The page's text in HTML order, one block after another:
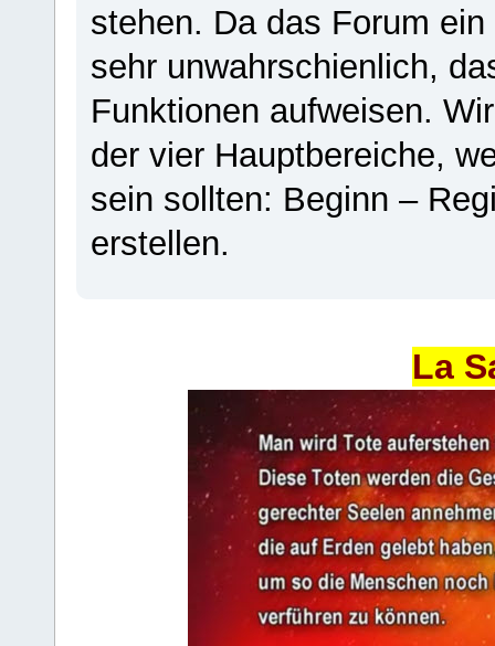
stehen. Da das Forum
sehr unwahrschienlich,
Funktionen aufweisen.
der vier Hauptbereiche,
sein sollten: Beginn –
erstellen.
La